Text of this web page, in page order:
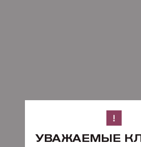
УВАЖАЕМЫЕ